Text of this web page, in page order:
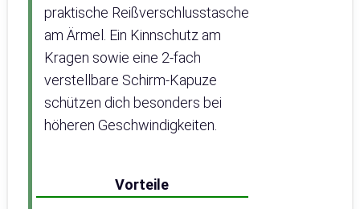
praktische Reißverschlusstasche
am Ärmel. Ein Kinnschutz am
Kragen sowie eine 2-fach
verstellbare Schirm-Kapuze
schützen dich besonders bei
höheren Geschwindigkeiten.
Vorteile